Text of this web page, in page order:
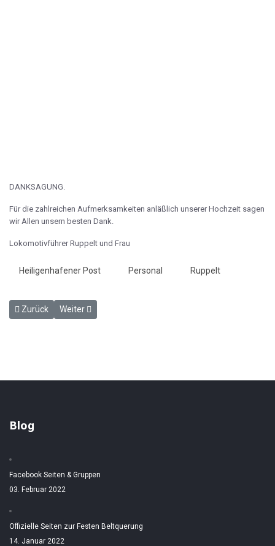
DANKSAGUNG.
Für die zahlreichen Aufmerksamkeiten anläßlich unserer Hochzeit sagen
wir Allen unsern besten Dank.
Lokomotivführer Ruppelt und Frau
Heiligenhafener Post Personal Ruppelt
Vorheriger Beitrag: Dampfschiffe führen in Verbindung mit der
Zurück Nächster Beitrag: Beim hiesigen Bahnbau hat man das
Weiter
Blog
Facebook Seiten & Gruppen
03. Februar 2022
Offizielle Seiten zur Festen Beltquerung
14. Januar 2022